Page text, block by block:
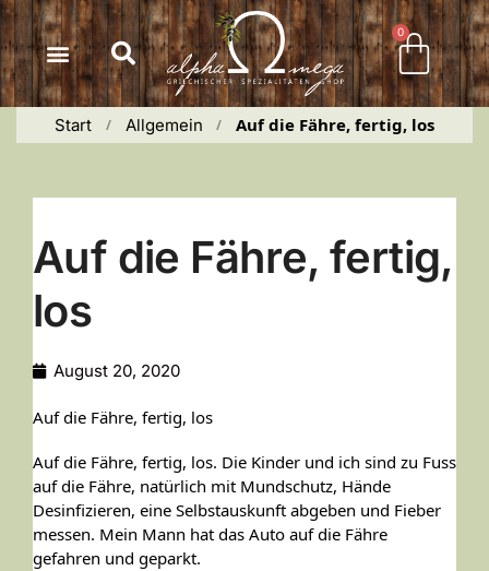
springen
0
Start / Allgemein / Auf die Fähre, fertig, los
Auf die Fähre, fertig,
los
August 20, 2020
Auf die Fähre, fertig, los
Auf die Fähre, fertig, los. Die Kinder und ich sind zu Fuss
auf die Fähre, natürlich mit Mundschutz, Hände
Desinfizieren, eine Selbstauskunft abgeben und Fieber
messen. Mein Mann hat das Auto auf die Fähre
gefahren und geparkt.